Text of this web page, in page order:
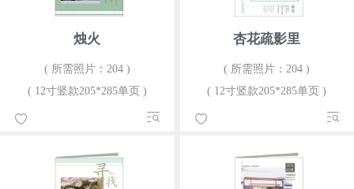
烛火
( 所需照片：204 )
( 12寸竖款205*285单页 )
杏花疏影里
( 所需照片：204 )
( 12寸竖款205*285单页 )